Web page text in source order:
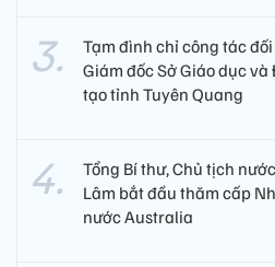
Tạm đình chỉ công tác
Giám đốc Sở Giáo dục và
tạo tỉnh Tuyên Quang
Tổng Bí thư, Chủ tịch
Lâm bắt đầu thăm cấp
nước Australia